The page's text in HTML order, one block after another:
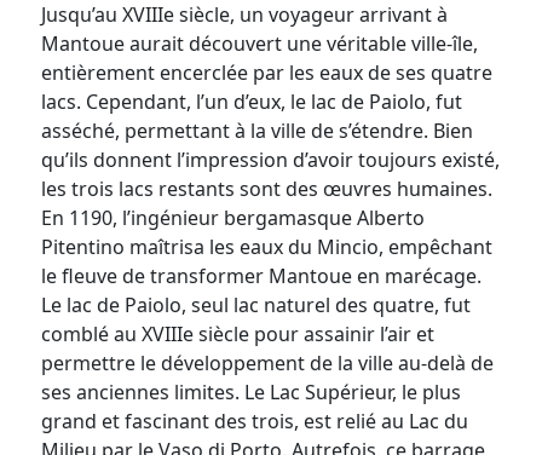
Jusqu’au XVIIIe siècle, un voyageur arrivant à
Mantoue aurait découvert une véritable ville-île,
entièrement encerclée par les eaux de ses quatre
lacs. Cependant, l’un d’eux, le lac de Paiolo, fut
asséché, permettant à la ville de s’étendre. Bien
qu’ils donnent l’impression d’avoir toujours existé,
les trois lacs restants sont des œuvres humaines.
En 1190, l’ingénieur bergamasque Alberto
Pitentino maîtrisa les eaux du Mincio, empêchant
le fleuve de transformer Mantoue en marécage.
Le lac de Paiolo, seul lac naturel des quatre, fut
comblé au XVIIIe siècle pour assainir l’air et
permettre le développement de la ville au-delà de
ses anciennes limites. Le Lac Supérieur, le plus
grand et fascinant des trois, est relié au Lac du